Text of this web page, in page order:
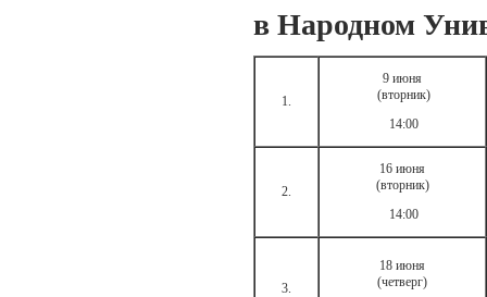
в Народном
1.
9 июня
(вторник)
14:00
2.
16 июня
(вторник)
14:00
3.
18 июня
(четверг)